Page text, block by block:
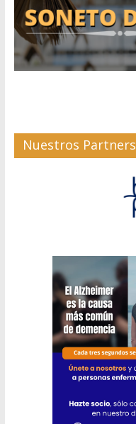
Nuestros Partners